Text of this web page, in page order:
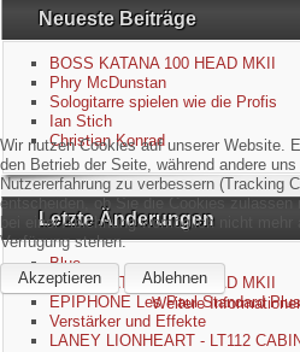
Equipment
GuitarBlog
Kontakt
Impressum
Datenschutzerklärung
Links
Neueste Beiträge
BOSS KATANA 100 HEAD MKII
Phry McDunstan
Sologitarre spielen wie die Profis
Ian Stich
Christian Konrad
Letzte Änderungen
Blue
BOSS KATANA 100 HEAD MKII
EPIPHONE Les Paul Standard
Verstärker und Effekte
LANEY LIONHEART - LT112
Wir nutzen Cookies auf unserer Website.
den Betrieb der Seite, während andere
Nutzererfahrung zu verbessern (Tracking
entscheiden, ob Sie die Cookies
bei einer Ablehnung womöglich nicht
Verfügung stehen.
Akzeptieren
Ablehnen
Weitere